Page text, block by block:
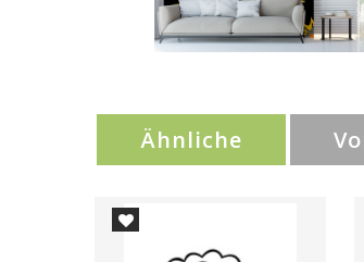
Ähnliche